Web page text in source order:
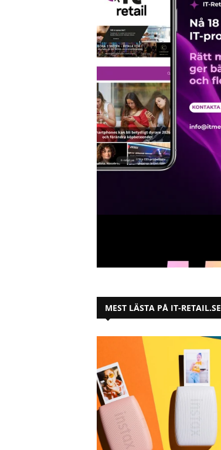
MEST LÄSTA PÅ IT-RETAIL.SE